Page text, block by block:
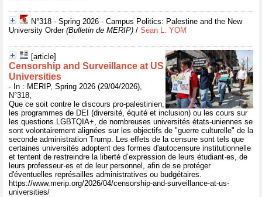
N°318 - Spring 2026 - Campus Politics: Palestine and the New
University Order(Bulletin de MERIP) / Sean L. YOM
[article]
Censorship and Surveillance at US
Universities
- In : MERIP, Spring 2026 (29/04/2026),
N°318,
Que ce soit contre le discours pro-palestinien,
les programmes de DEI (diversité, équité et inclusion) ou les cours sur
les questions LGBTQIA+, de nombreuses universités états-uniennes se
sont volontairement alignées sur les objectifs de "guerre culturelle" de la
seconde administration Trump. Les effets de la censure sont tels que
certaines universités adoptent des formes d'autocensure institutionnelle
et tentent de restreindre la liberté d’expression de leurs étudiant·es, de
leurs professeur·es et de leur personnel, afin de se protéger
d'éventuelles représailles administratives ou budgétaires.
https://www.merip.org/2026/04/censorship-and-surveillance-at-us-
universities/